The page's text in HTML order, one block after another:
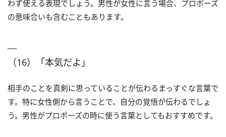
わず使える表現でしょう。男性が女性に言う場合、プロポーズ
の意味合いも含むこともあります。
（16）「本気だよ」
相手のことを真剣に思っていることが伝わるまっすぐな言葉で
す。特に女性側から言うことで、自分の覚悟が伝わるでしょ
う。男性がプロポーズの時に使う言葉としてもおすすめです。